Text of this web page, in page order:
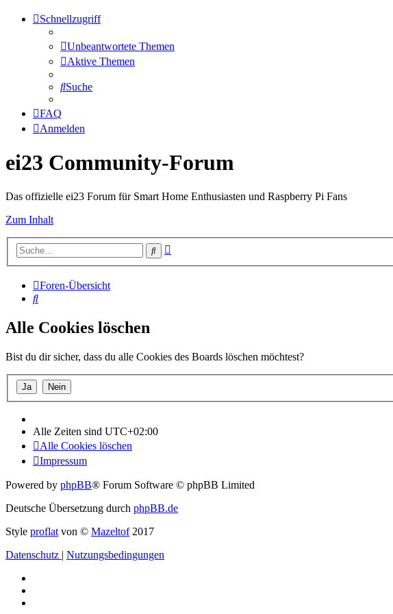
Schnellzugriff
Unbeantwortete Themen
Aktive Themen
Suche
FAQ
Anmelden
ei23 Community-Forum
Das offizielle ei23 Forum für Smart Home Enthusiasten und Raspberry Pi Fans
Zum Inhalt
Suche
Foren-Übersicht
Suche
Alle Cookies löschen
Bist du dir sicher, dass du alle Cookies des Boards löschen möchtest?
Alle Zeiten sind UTC+02:00
Alle Cookies löschen
Impressum
Powered by phpBB® Forum Software © phpBB Limited
Deutsche Übersetzung durch phpBB.de
Style proflat von © Mazeltof2017
Datenschutz | Nutzungsbedingungen